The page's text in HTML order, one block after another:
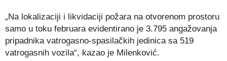
„Na lokalizaciji i likvidaciji požara na otvorenom prostoru
samo u toku februara evidentirano je 3.795 angažovanja
pripadnika vatrogasno-spasilačkih jedinica sa 519
vatrogasnih vozila“, kazao je Milenković.